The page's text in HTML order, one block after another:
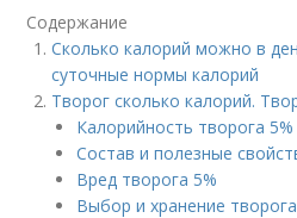
Содержание
Сколько калорий можно в
суточные нормы калорий
Творог сколько калорий.
Калорийность творога 5%
Состав и полезные
Вред творога 5%
Выбор и хранение